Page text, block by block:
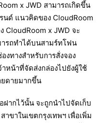
x JWD สามารถเกิดขึ้น
นด์ แนวคิดของ CloudRoom
CloudRoom x JWD จะ
ารถทำได้บนสามร์ทโฟน
งทางสำหรับการสั่งจอง
าหน้าที่จัดส่งกล่องไปยังผู้ใช้
ยดายมากขึ้น
ฝากไว้นั้น จะถูกนำไปจัดเก็บ
ขาในเขตกรุงเทพฯ เพื่อเพิ่ม